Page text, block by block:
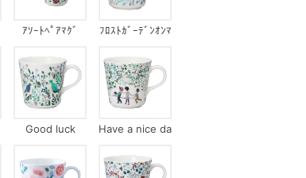
ｱｿｰﾄﾍﾟｱﾏｸﾞ
ﾌﾛｽﾄｶﾞｰﾃﾞﾝｵﾝﾏ
Good luck
Have a nice da